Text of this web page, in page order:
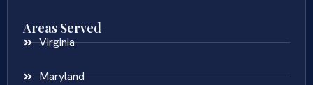
Areas Served
Virginia
Maryland